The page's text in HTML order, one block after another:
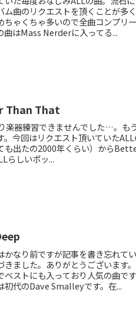
ム曲のリクエストを頂くことが多
ちゃくちゃ多いので全曲コンプリ
曲はMass Nerderに入ってる...
Than That
楽器練習できませんでした…。も
。今回はリクエスト頂いていた
も出たの2000年くらい）から
らしいポッ...
かなり前ですが記事を書き忘れて
きました。ありがとうございます
ベストにも入っており人気の曲で
初代のDave Smalleyです。在...